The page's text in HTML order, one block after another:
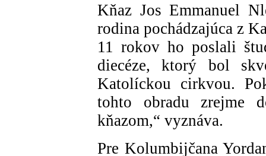
Kňaz Jos Emmanuel
rodina pochádzajúca z
11 rokov ho poslali
diecéze, ktorý bol
Katolíckou cirkvou.
tohto obradu zrejme
kňazom,“ vyznáva.
Pre Kolumbijčana